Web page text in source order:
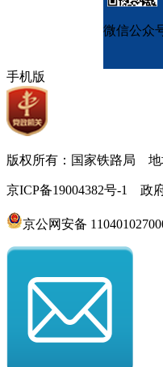
微信公众
手机版
版权所有：国家铁路局 地
京ICP备19004382号-1 政
京公网安备